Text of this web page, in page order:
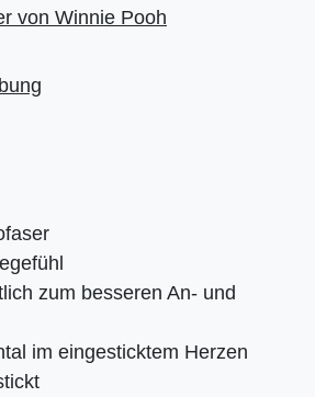
von Winnie Pooh
zum besseren An- und
im eingesticktem Herzen